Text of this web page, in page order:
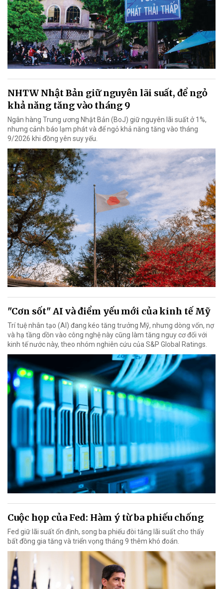
NHTW Nhật Bản giữ nguyên lãi suất, để ngỏ
khả năng tăng vào tháng 9
Ngân hàng Trung ương Nhật Bản (BoJ) giữ nguyên lãi suất ở 1%,
nhưng cảnh báo lạm phát và để ngỏ khả năng tăng vào tháng
9/2026 khi đồng yên suy yếu.
"Cơn sốt" AI và điểm yếu mới của kinh tế Mỹ
Trí tuệ nhân tạo (AI) đang kéo tăng trưởng Mỹ, nhưng dòng vốn, nợ
và hạ tầng dồn vào công nghệ này cũng làm tăng nguy cơ đối với
kinh tế nước này, theo nhóm nghiên cứu của S&P Global Ratings.
Cuộc họp của Fed: Hàm ý từ ba phiếu chống
Fed giữ lãi suất ổn định, song ba phiếu đòi tăng lãi suất cho thấy
bất đồng gia tăng và triển vọng tháng 9 thêm khó đoán.